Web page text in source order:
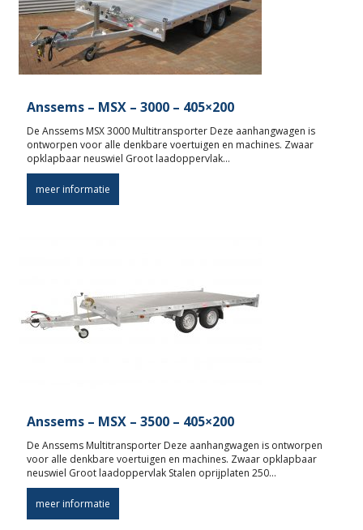
Anssems – MSX – 3000 – 405×200
De Anssems MSX 3000 Multitransporter Deze aanhangwagen is
ontworpen voor alle denkbare voertuigen en machines. Zwaar
opklapbaar neuswiel Groot laadoppervlak…
meer informatie
Anssems – MSX – 3500 – 405×200
De Anssems Multitransporter Deze aanhangwagen is ontworpen
voor alle denkbare voertuigen en machines. Zwaar opklapbaar
neuswiel Groot laadoppervlak Stalen oprijplaten 250…
meer informatie